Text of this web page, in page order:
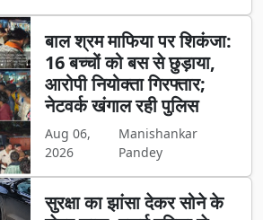
बाल श्रम माफिया पर शिकंजा:
16 बच्चों को बस से छुड़ाया,
आरोपी नियोक्ता गिरफ्तार;
नेटवर्क खंगाल रही पुलिस
Aug 06,
2026
Manishankar
Pandey
सुरक्षा का झांसा देकर सोने के